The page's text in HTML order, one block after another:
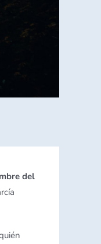
del